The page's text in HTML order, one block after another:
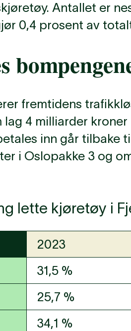
Antallet er
0,4 prosent av
fremtidens
4 milliarder
inn går tilbake
i Oslopakke 3 og
lette kjøretøy i
2023
31,5 %
25,7 %
34,1 %